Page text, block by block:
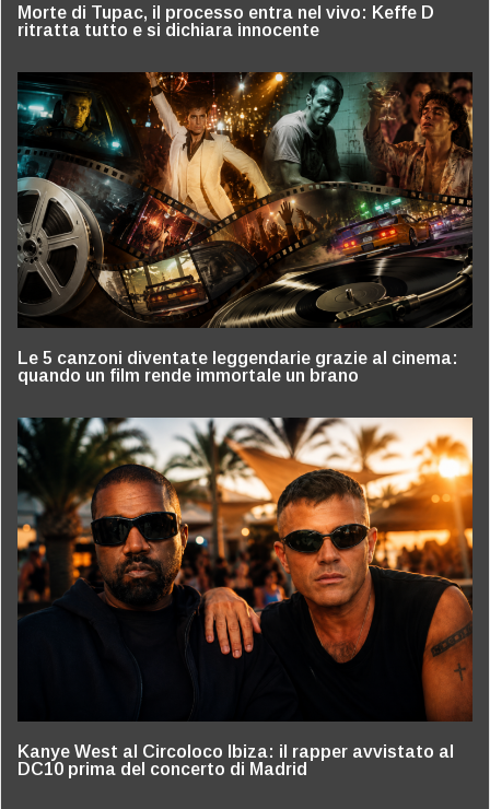
Morte di Tupac, il processo entra nel vivo: Keffe D
ritratta tutto e si dichiara innocente
Le 5 canzoni diventate leggendarie grazie al cinema:
quando un film rende immortale un brano
Kanye West al Circoloco Ibiza: il rapper avvistato al
DC10 prima del concerto di Madrid